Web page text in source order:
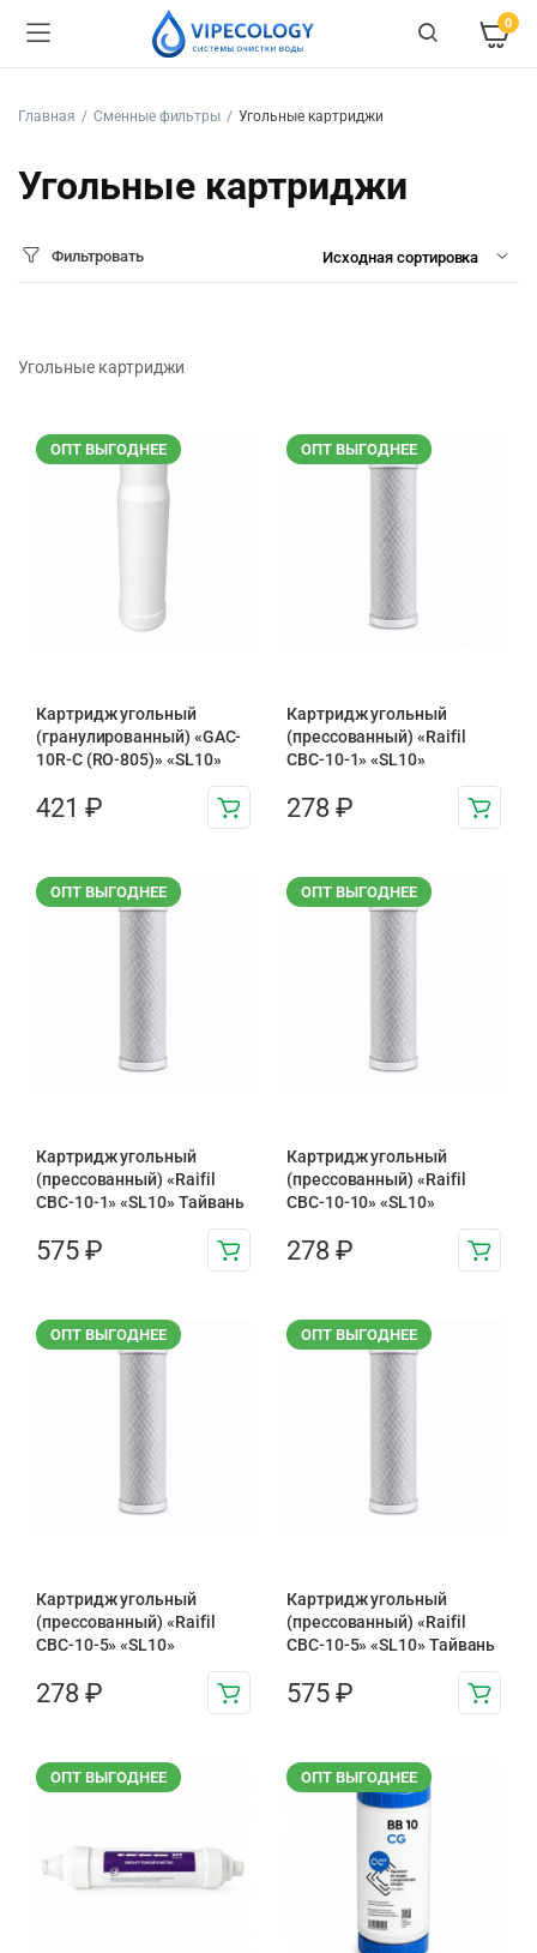
0
Главная Сменные фильтры Угольные картриджи
Угольные картриджи
Фильтровать
Угольные картриджи
ОПТ ВЫГОДНЕЕ
Картридж угольный
(гранулированный) «GAC-
10R-C (RO-805)» «SL10»
421 ₽
ОПТ ВЫГОДНЕЕ
Картридж угольный
(прессованный) «Raifil
CBC-10-1» «SL10»
278 ₽
ОПТ ВЫГОДНЕЕ
Картридж угольный
(прессованный) «Raifil
CBC-10-1» «SL10» Тайвань
575 ₽
ОПТ ВЫГОДНЕЕ
Картридж угольный
(прессованный) «Raifil
CBC-10-10» «SL10»
278 ₽
ОПТ ВЫГОДНЕЕ
Картридж угольный
(прессованный) «Raifil
CBC-10-5» «SL10»
278 ₽
ОПТ ВЫГОДНЕЕ
Картридж угольный
(прессованный) «Raifil
CBC-10-5» «SL10» Тайвань
575 ₽
ОПТ ВЫГОДНЕЕ ОПТ ВЫГОДНЕЕ